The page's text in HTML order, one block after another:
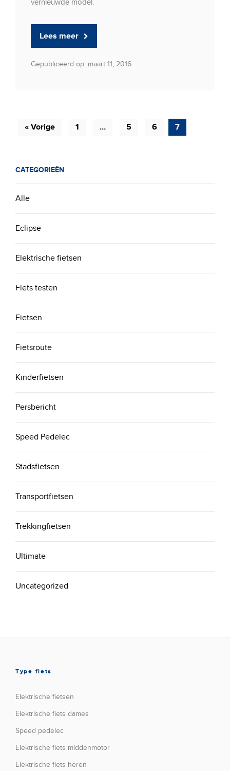
CATEGORIEËN
Alle
Eclipse
Elektrische fietsen
Fiets testen
Fietsen
Fietsroute
Kinderfietsen
Persbericht
Speed Pedelec
Stadsfietsen
Transportfietsen
Trekkingfietsen
Ultimate
Uncategorized
vernieuwde model.
Lees meer
Gepubliceerd op: maart 11, 2016
« Vorige 1 … 5 6 7
Type fiets
Elektrische fietsen
Elektrische fiets dames
Speed pedelec
Elektrische fiets middenmotor
Elektrische fiets heren